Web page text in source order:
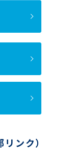
ンク）